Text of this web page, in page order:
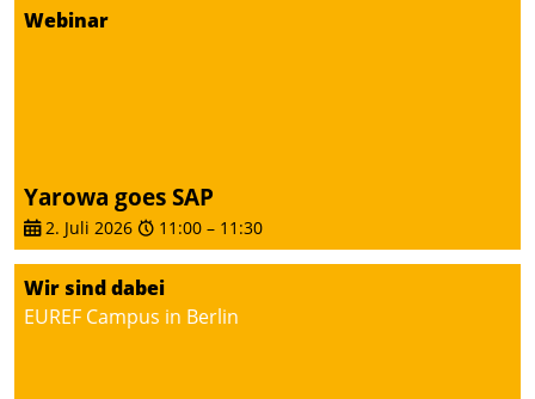
Dialogführung ermöglicht
Webinar
Yarowa goes SAP
2. Juli 2026 11:00 – 11:30
Wir sind dabei
EUREF Campus in Berlin